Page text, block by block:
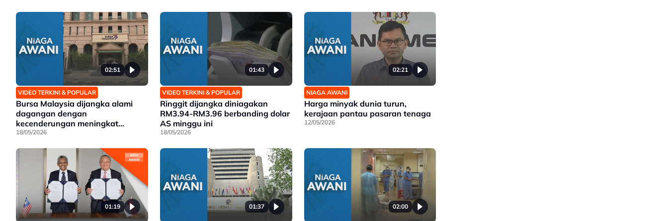
02:51
VIDEO TERKINI & POPULAR
Bursa Malaysia dijangka alami
dagangan dengan
kecenderungan meningkat
minggu ini
18/05/2026
01:43
VIDEO TERKINI & POPULAR
Ringgit dijangka diniagakan
RM3.94-RM3.96 berbanding dolar
AS minggu ini
18/05/2026
02:21
NIAGA AWANI
Harga minyak dunia turun,
kerajaan pantau pasaran tenaga
12/05/2026
01:19 01:37 02:00